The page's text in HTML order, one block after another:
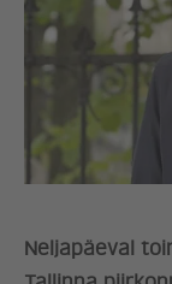
Neljapäeval